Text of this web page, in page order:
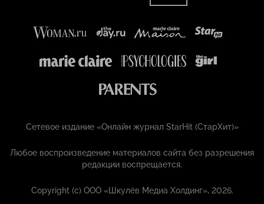
Сетевое издание «Онлайн журнал StarHit (СтарХит)»
Любое воспроизведение материалов сайта без разрешения
редакции воспрещается.
Copyright (с) ООО «Шкулёв Медиа Холдинг», 2026.